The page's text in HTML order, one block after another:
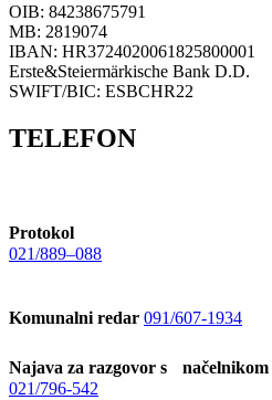
OIB: 84238675791
MB: 2819074
IBAN: HR3724020061825800001
Erste&Steiermärkische Bank D.D.
SWIFT/BIC: ESBCHR22
TELEFON
Protokol
021/889–088
Komunalni redar 091/607-1934
Najava za razgovor s načelnikom
021/796-542